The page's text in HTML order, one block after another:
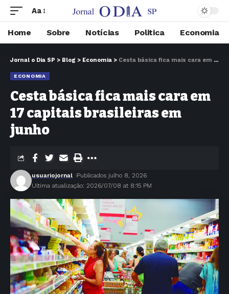
Aa
Home Sobre Notícias Politica Economia
Jornal o Dia SP > Blog > Economia > Cesta básica fica mais cara em 17 capitais brasileiras em junho
ECONOMIA
Cesta básica fica mais cara em
17 capitais brasileiras em
junho
Ultima atualização: 2026/07/08 at 8:15 PM
usuariojornal Publicados julho 8, 2026